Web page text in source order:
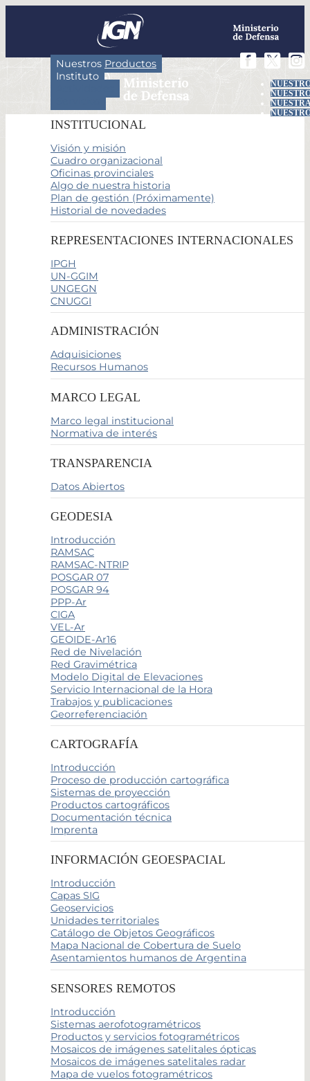
Nuestros Productos
Instituto
INSTITUCIONAL
Visión y misión
Cuadro organizacional
Oficinas provinciales
Algo de nuestra historia
Plan de gestión (Próximamente)
Historial de novedades
REPRESENTACIONES INTERNACIONALES
IPGH
UN-GGIM
UNGEGN
CNUGGI
ADMINISTRACIÓN
Adquisiciones
Recursos Humanos
MARCO LEGAL
Marco legal institucional
Normativa de interés
TRANSPARENCIA
Datos Abiertos
GEODESIA
Introducción
RAMSAC
RAMSAC-NTRIP
POSGAR 07
POSGAR 94
PPP-Ar
CIGA
VEL-Ar
GEOIDE-Ar16
Red de Nivelación
Red Gravimétrica
Modelo Digital de Elevaciones
Servicio Internacional de la Hora
Trabajos y publicaciones
Georreferenciación
CARTOGRAFÍA
Introducción
Proceso de producción cartográfica
Sistemas de proyección
Productos cartográficos
Documentación técnica
Imprenta
INFORMACIÓN GEOESPACIAL
Introducción
Capas SIG
Geoservicios
Unidades territoriales
Catálogo de Objetos Geográficos
Mapa Nacional de Cobertura de Suelo
Asentamientos humanos de Argentina
SENSORES REMOTOS
Introducción
Sistemas aerofotogramétricos
Productos y servicios fotogramétricos
Mosaicos de imágenes satelitales ópticas
Mosaicos de imágenes satelitales radar
Mapa de vuelos fotogramétricos